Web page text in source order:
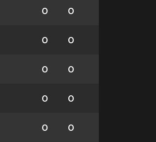
0 0
0 0
0 0
0 0
0 0